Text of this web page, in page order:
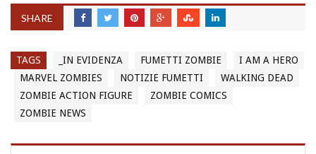
SHARE
TAGS _IN EVIDENZA FUMETTI ZOMBIE
I AM A HERO
MARVEL ZOMBIES
NOTIZIE FUMETTI
WALKING DEAD
ZOMBIE ACTION FIGURE
ZOMBIE COMICS
ZOMBIE NEWS